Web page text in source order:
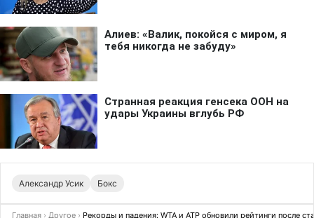
Александр Усик Бокс
Главная › Другое › Рекорды и падения: WTA и ATP обновили рейтинги после